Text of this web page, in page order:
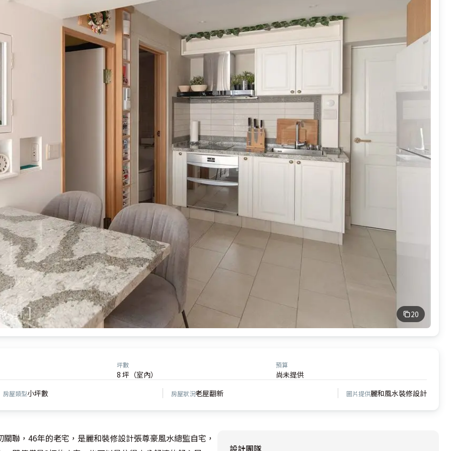
20
坪數
8 坪（室內）
預算
尚未提供
房屋類型小坪數 房屋狀況老屋翻新 圖片提供麗和風水裝修設計
聯，46年的老宅，是麗和裝修設計張尊豪風水總監自宅，
設計團隊